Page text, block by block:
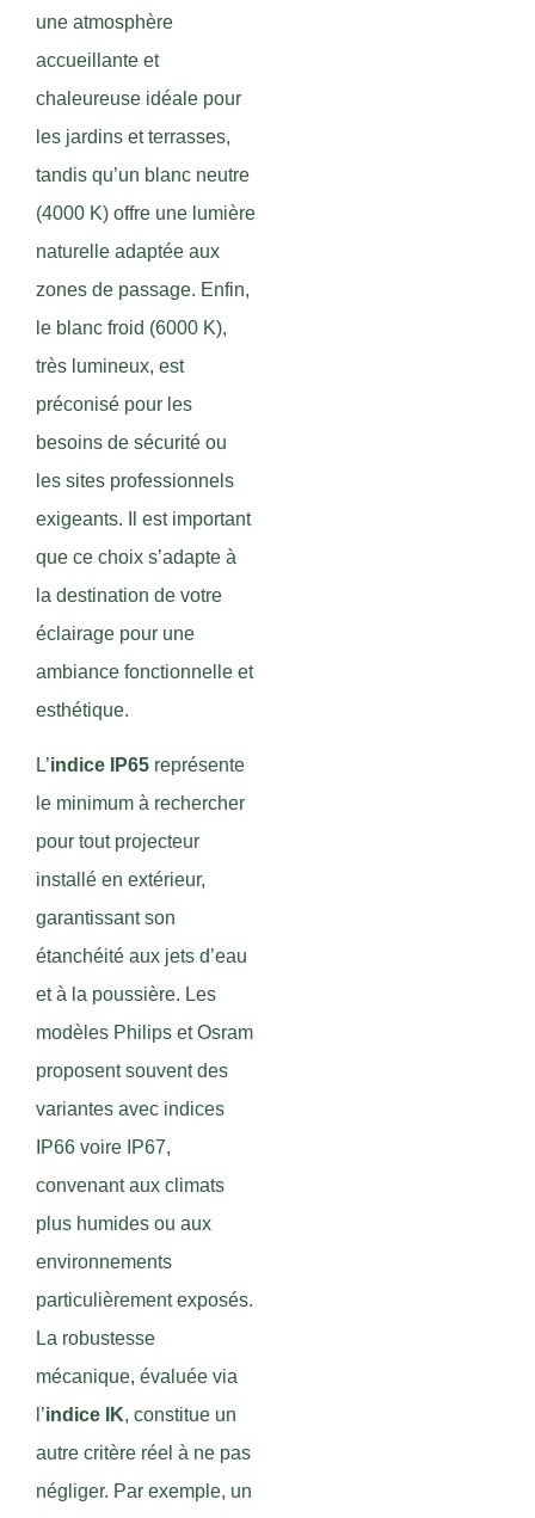
une atmosphère
accueillante et
chaleureuse idéale pour
les jardins et terrasses,
tandis qu’un blanc neutre
(4000 K) offre une lumière
naturelle adaptée aux
zones de passage. Enfin,
le blanc froid (6000 K),
très lumineux, est
préconisé pour les
besoins de sécurité ou
les sites professionnels
exigeants. Il est important
que ce choix s’adapte à
la destination de votre
éclairage pour une
ambiance fonctionnelle et
esthétique.
L’indice IP65 représente
le minimum à rechercher
pour tout projecteur
installé en extérieur,
garantissant son
étanchéité aux jets d’eau
et à la poussière. Les
modèles Philips et Osram
proposent souvent des
variantes avec indices
IP66 voire IP67,
convenant aux climats
plus humides ou aux
environnements
particulièrement exposés.
La robustesse
mécanique, évaluée via
l’indice IK, constitue un
autre critère réel à ne pas
négliger. Par exemple, un